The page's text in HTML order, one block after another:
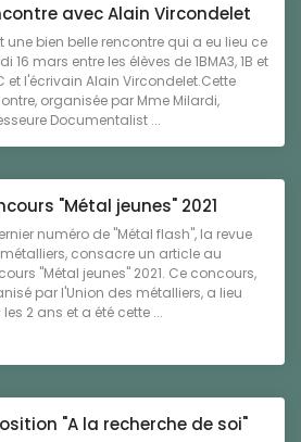
avec Alain Vircondelet
une bien belle rencontre qui a eu lieu ce
16 mars entre les élèves de 1BMA3, 1B et
et l'écrivain Alain Vircondelet.Cette
organisée par Mme Milardi,
Documentalist ...
"Métal jeunes" 2021
numéro de "Métal flash", la revue
consacre un article au
"Métal jeunes" 2021. Ce concours,
par l'Union des métalliers, a lieu
2 ans et a été cette ...
"A la recherche de soi"